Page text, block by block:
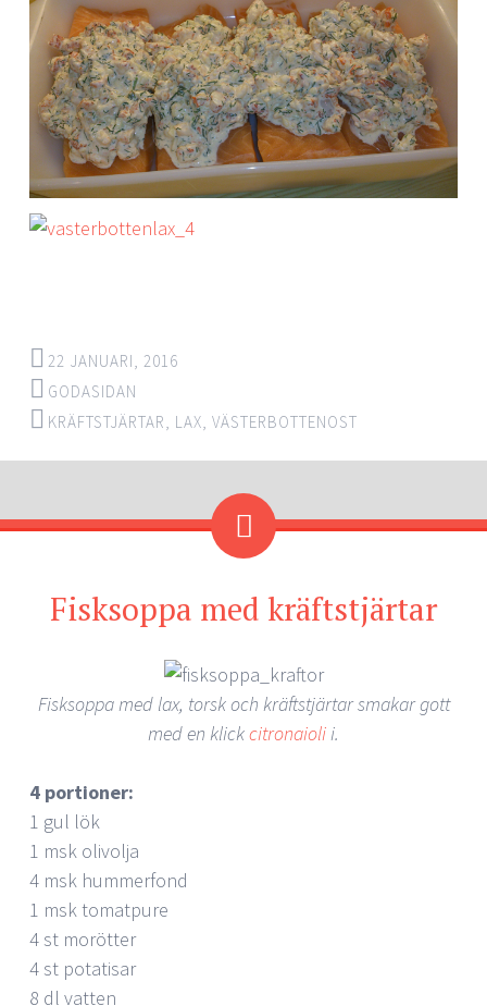
22 JANUARI, 2016
GODASIDAN
KRÄFTSTJÄRTAR, LAX, VÄSTERBOTTENOST
Fisksoppa med kräftstjärtar
Fisksoppa med lax, torsk och kräftstjärtar smakar gott
med en klickcitronaiolii.
4 portioner:
1 gul lök
1 msk olivolja
4 msk hummerfond
1 msk tomatpure
4 st morötter
4 st potatisar
8 dl vatten